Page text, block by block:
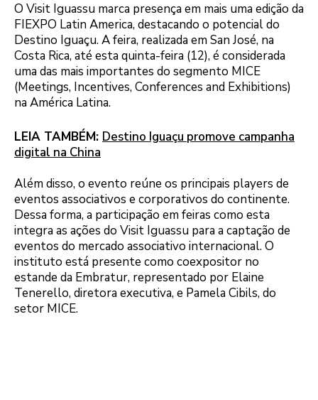
O Visit Iguassu marca presença em mais uma edição da
FIEXPO Latin America, destacando o potencial do
Destino Iguaçu. A feira, realizada em San José, na
Costa Rica, até esta quinta-feira (12), é considerada
uma das mais importantes do segmento MICE
(Meetings, Incentives, Conferences and Exhibitions)
na América Latina.
LEIA TAMBÉM: Destino Iguaçu promove campanha
digital na China
Além disso, o evento reúne os principais players de
eventos associativos e corporativos do continente.
Dessa forma, a participação em feiras como esta
integra as ações do Visit Iguassu para a captação de
eventos do mercado associativo internacional. O
instituto está presente como coexpositor no
estande da Embratur, representado por Elaine
Tenerello, diretora executiva, e Pamela Cibils, do
setor MICE.